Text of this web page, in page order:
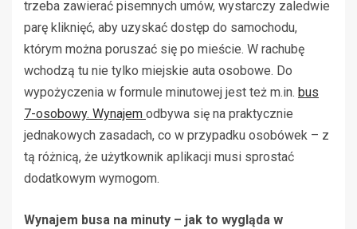
trzeba zawierać pisemnych umów, wystarczy zaledwie
parę kliknięć, aby uzyskać dostęp do samochodu,
którym można poruszać się po mieście. W rachubę
wchodzą tu nie tylko miejskie auta osobowe. Do
wypożyczenia w formule minutowej jest też m.in. bus
7-osobowy. Wynajem odbywa się na praktycznie
jednakowych zasadach, co w przypadku osobówek – z
tą różnicą, że użytkownik aplikacji musi sprostać
dodatkowym wymogom.
Wynajem busa na minuty – jak to wygląda w